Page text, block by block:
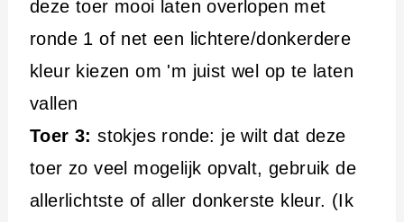
deze toer mooi laten overlopen met
ronde 1 of net een lichtere/donkerdere
kleur kiezen om 'm juist wel op te laten
vallen
Toer 3:stokjes ronde: je wilt dat deze
toer zo veel mogelijk opvalt, gebruik de
allerlichtste of aller donkerste kleur. (Ik